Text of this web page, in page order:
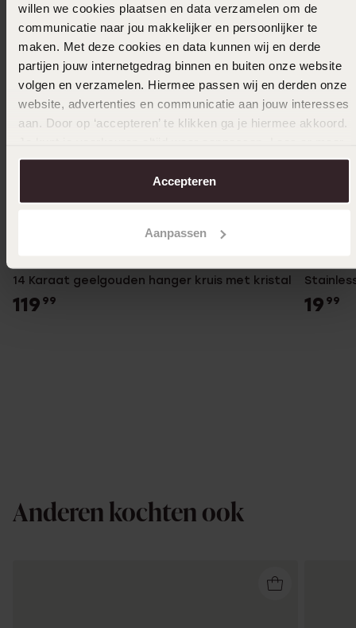
willen we cookies plaatsen en data verzamelen om de
communicatie naar jou makkelijker en persoonlijker te
maken. Met deze cookies en data kunnen wij en derde
partijen jouw internetgedrag binnen en buiten onze website
volgen en verzamelen. Hiermee passen wij en derden onze
website, advertenties en communicatie aan jouw interesses
aan. Door op ‘accepteren’ te klikken ga je hiermee akkoord.
over in onscookiebeleid.
Accepteren
Aanpassen
14 Karaat geelgouden hanger kruis met kristal
119 99 19 99
Anderen kochten ook